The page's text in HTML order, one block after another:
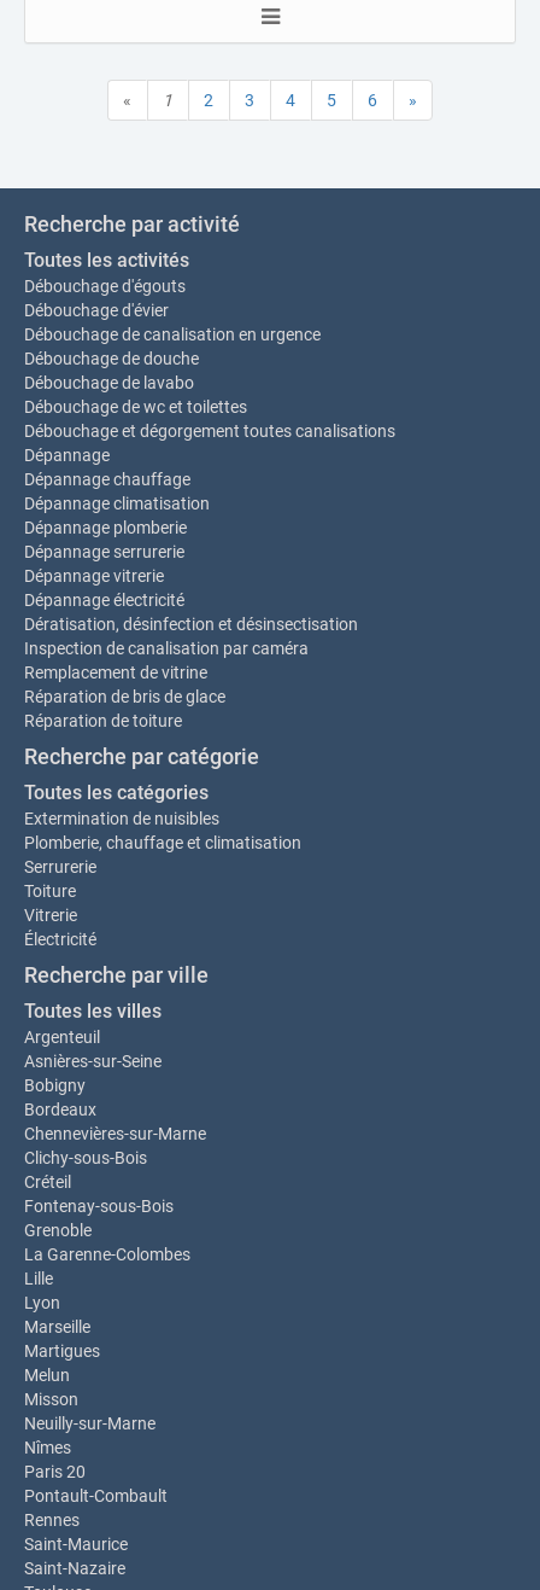
« 1 2 3 4 5 6 »
Recherche par activité
Toutes les activités
Débouchage d'égouts
Débouchage d'évier
Débouchage de canalisation en urgence
Débouchage de douche
Débouchage de lavabo
Débouchage de wc et toilettes
Débouchage et dégorgement toutes canalisations
Dépannage
Dépannage chauffage
Dépannage climatisation
Dépannage plomberie
Dépannage serrurerie
Dépannage vitrerie
Dépannage électricité
Dératisation, désinfection et désinsectisation
Inspection de canalisation par caméra
Remplacement de vitrine
Réparation de bris de glace
Réparation de toiture
Recherche par catégorie
Toutes les catégories
Extermination de nuisibles
Plomberie, chauffage et climatisation
Serrurerie
Toiture
Vitrerie
Électricité
Recherche par ville
Toutes les villes
Argenteuil
Asnières-sur-Seine
Bobigny
Bordeaux
Chennevières-sur-Marne
Clichy-sous-Bois
Créteil
Fontenay-sous-Bois
Grenoble
La Garenne-Colombes
Lille
Lyon
Marseille
Martigues
Melun
Misson
Neuilly-sur-Marne
Nîmes
Paris 20
Pontault-Combault
Rennes
Saint-Maurice
Saint-Nazaire